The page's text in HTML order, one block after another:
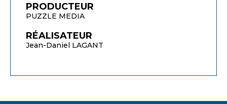
PRODUCTEUR
PUZZLE MEDIA
RÉALISATEUR
Jean-Daniel LAGANT